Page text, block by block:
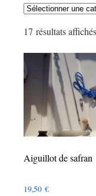
Sélectionner
catégorie
17 résultats affichés
Aiguillot de safran
19,50 €